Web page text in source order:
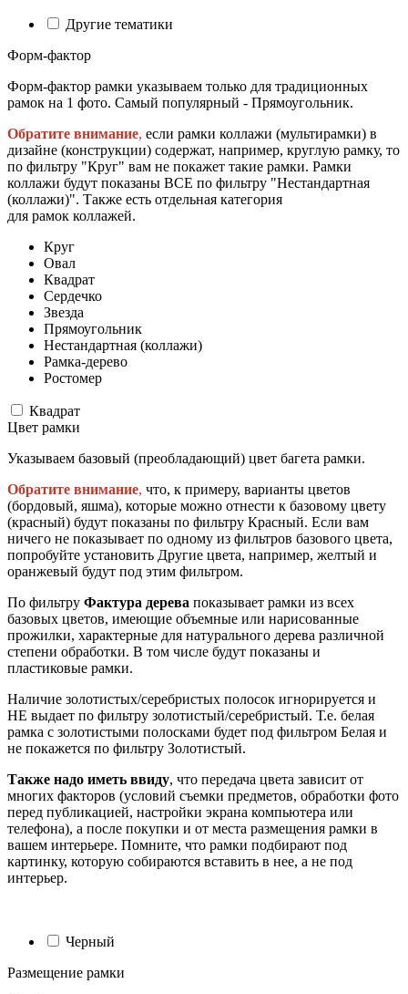
Другие тематики
Форм-фактор
Форм-фактор рамки указываем только для традиционных
рамок на 1 фото. Самый популярный - Прямоугольник.
Обратите внимание, если рамки коллажи (мультирамки) в
дизайне (конструкции) содержат, например, круглую рамку, то
по фильтру "Круг" вам не покажет такие рамки. Рамки
коллажи будут показаны ВСЕ по фильтру "Нестандартная
(коллажи)". Также есть отдельная категория
для рамок коллажей.
Круг
Овал
Квадрат
Сердечко
Звезда
Прямоугольник
Нестандартная (коллажи)
Рамка-дерево
Ростомер
Квадрат
Цвет рамки
Указываем базовый (преобладающий) цвет багета рамки.
Обратите внимание, что, к примеру, варианты цветов
(бордовый, яшма), которые можно отнести к базовому цвету
(красный) будут показаны по фильтру Красный. Если вам
ничего не показывает по одному из фильтров базового цвета,
попробуйте установить Другие цвета, например, желтый и
оранжевый будут под этим фильтром.
По фильтру Фактура дерева показывает рамки из всех
базовых цветов, имеющие объемные или нарисованные
прожилки, характерные для натурального дерева различной
степени обработки. В том числе будут показаны и
пластиковые рамки.
Наличие золотистых/серебристых полосок игнорируется и
НЕ выдает по фильтру золотистый/серебристый. Т.е. белая
рамка с золотистыми полосками будет под фильтром Белая и
не покажется по фильтру Золотистый.
Также надо иметь ввиду, что передача цвета зависит от
многих факторов (условий съемки предметов, обработки фото
перед публикацией, настройки экрана компьютера или
телефона), а после покупки и от места размещения рамки в
вашем интерьере. Помните, что рамки подбирают под
картинку, которую собираются вставить в нее, а не под
интерьер.
Черный
Размещение рамки